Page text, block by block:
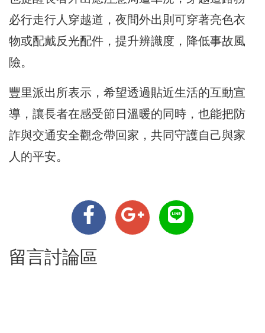
必行走行人穿越道，夜間外出則可穿著亮色衣
物或配戴反光配件，提升辨識度，降低事故風
險。
豐里派出所表示，希望透過貼近生活的互動宣
導，讓長者在感受節日溫暖的同時，也能把防
詐與交通安全觀念帶回家，共同守護自己與家
人的平安。
留言討論區